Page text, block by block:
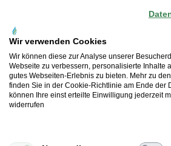
AGB
Datenschutz
Wir verwenden Cookies
Wir können diese zur Analyse unserer
Webseite zu verbessern, personalisierte Inhalte
gutes Webseiten-Erlebnis zu bieten. Mehr zu
finden Sie in der Cookie-Richtlinie am Ende der
können Ihre einst erteilte Einwilligung jederzeit
widerrufen